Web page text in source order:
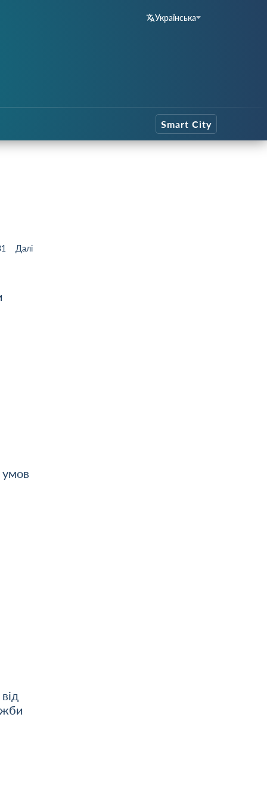
Українська
Smart City
Далі
умов